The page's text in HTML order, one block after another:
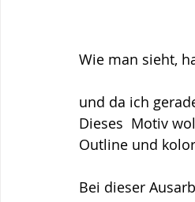
Wie man sieht,
und da ich
Dieses  Motiv
Outline und
Bei dieser